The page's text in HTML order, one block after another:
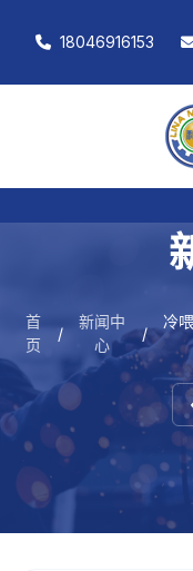
18046916153
首
页
/
新闻中
心
/
冷